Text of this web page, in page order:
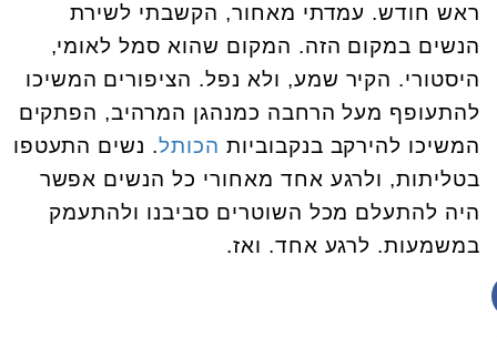
ראש חודש. עמדתי מאחור, הקשבתי לשירת
הנשים במקום הזה. המקום שהוא סמל לאומי,
היסטורי. הקיר שמע, ולא נפל. הציפורים המשיכו
להתעופף מעל הרחבה כמנהגן המרהיב, הפתקים
המשיכו להירקב בנקבוביות הכותל. נשים התעטפו
בטליתות, ולרגע אחד מאחורי כל הנשים אפשר
היה להתעלם מכל השוטרים סביבנו ולהתעמק
במשמעות. לרגע אחד. ואז.